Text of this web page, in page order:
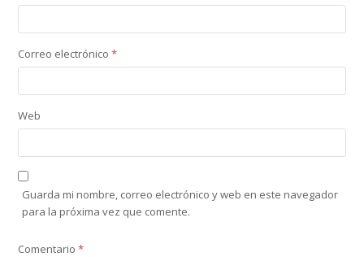
Correo electrónico*
Web
Guarda mi nombre, correo electrónico y web en este navegador
para la próxima vez que comente.
Comentario*